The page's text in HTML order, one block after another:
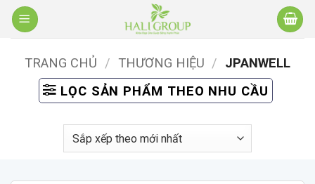
Bỏ
qua
TRANG CHỦ / THƯƠNG HIỆU /
JPANWELL
LỌC SẢN PHẨM THEO NHU CẦU